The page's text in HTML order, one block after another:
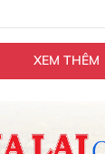
XEM THÊM